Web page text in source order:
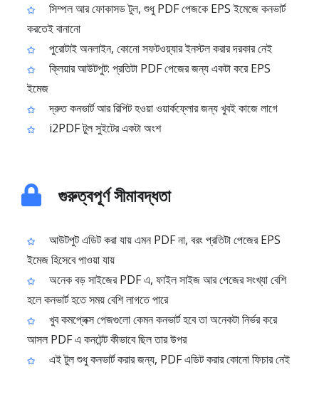
সিম্পল আর ফোকাসড টুল, শুধু PDF পেজকে EPS ইমেজে কনভার্ট
করতেই বানানো
পুরোটাই অনলাইন, কোনো সফটওয়্যার ইনস্টল করার দরকার নেই
ক্লিয়ার আউটপুট: প্রতিটা PDF পেজের জন্য একটা করে EPS
ইমেজ
দ্রুত কনভার্ট আর রিপিট হওয়া ওয়ার্কফ্লোর জন্য খুবই কাজে লাগে
i2PDF টুল সুইটের একটা অংশ
গুরুত্বপূর্ণ সীমাবদ্ধতা
আউটপুট এডিট করা যায় এমন PDF না, বরং প্রতিটা পেজের EPS
ইমেজ হিসেবে পাওয়া যায়
অনেক বড় সাইজের PDF এ, ফাইল সাইজ আর পেজের সংখ্যা বেশি
হলে কনভার্ট হতে সময় বেশি লাগতে পারে
খুব কমপ্লেক্স পেজগুলো কেমন কনভার্ট হবে তা অনেকটা নির্ভর করে
আসল PDF এ কনটেন্ট কীভাবে ছিল তার উপর
এই টুল শুধু কনভার্ট করার জন্য, PDF এডিট করার কোনো ফিচার নেই